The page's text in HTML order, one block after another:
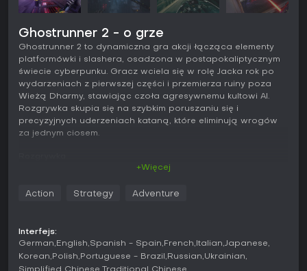
Ghostrunner 2 - o grze
Ghostrunner 2 to dynamiczna gra akcji łącząca elementy
platformówki i slashera, osadzona w postapokaliptycznym
świecie cyberpunku. Gracz wciela się w rolę Jacka rok po
wydarzeniach z pierwszej części i przemierza ruiny poza
Wieżą Dharmy, stawiając czoła agresywnemu kultowi AI.
Rozgrywka skupia się na szybkim poruszaniu się i
precyzyjnych uderzeniach kataną, które eliminują wrogów
za jednym ciosem.
poziomów. Jack wykonuje uniki, skoki, biegi po ścianach,
umożliwiając korektę trajektorii w powietrzu i precyzyjne
zaplanowanie ataku. Wskaźnik wytrzymałości ogranicza
częste użycie uników i udane odbicia pocisków.
+Więcej
Action Strategy Adventure
Interfejs:
German English Spanish - Spain French Italian Japanese
Korean Polish Portuguese - Brazil Russian Ukrainian